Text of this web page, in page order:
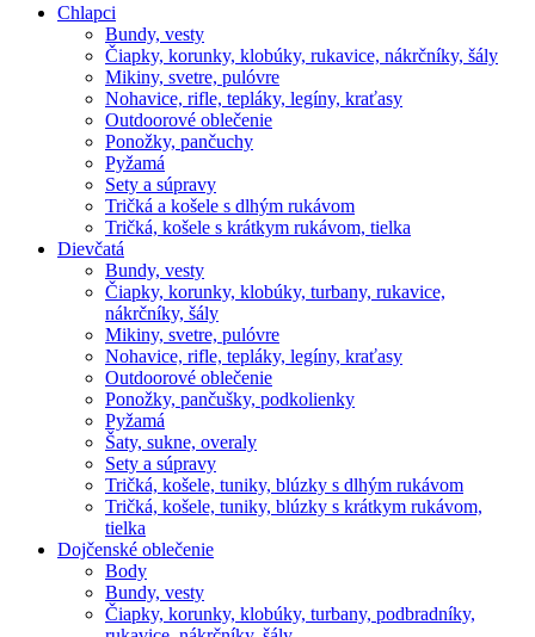
Chlapci
Bundy, vesty
Čiapky, korunky, klobúky, rukavice, nákrčníky, šály
Mikiny, svetre, pulóvre
Nohavice, rifle, tepláky, legíny, kraťasy
Outdoorové oblečenie
Ponožky, pančuchy
Pyžamá
Sety a súpravy
Tričká a košele s dlhým rukávom
Tričká, košele s krátkym rukávom, tielka
Dievčatá
Bundy, vesty
Čiapky, korunky, klobúky, turbany, rukavice,
nákrčníky, šály
Mikiny, svetre, pulóvre
Nohavice, rifle, tepláky, legíny, kraťasy
Outdoorové oblečenie
Ponožky, pančušky, podkolienky
Pyžamá
Šaty, sukne, overaly
Sety a súpravy
Tričká, košele, tuniky, blúzky s dlhým rukávom
Tričká, košele, tuniky, blúzky s krátkym rukávom,
tielka
Dojčenské oblečenie
Body
Bundy, vesty
Čiapky, korunky, klobúky, turbany, podbradníky,